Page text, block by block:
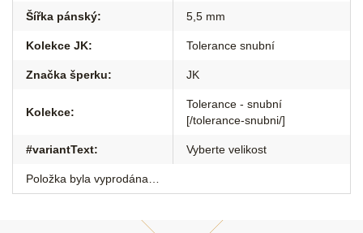
Šířka pánský: 5,5 mm
Kolekce JK: Tolerance snubní
Značka šperku: JK
Kolekce:
Tolerance - snubní
[/tolerance-snubni/]
#variantText: Vyberte velikost
Položka byla vyprodána…